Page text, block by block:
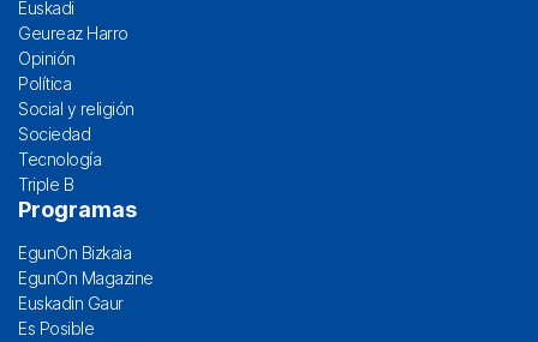
Euskadi
Geureaz Harro
Opinión
Política
Social y religión
Sociedad
Tecnología
Triple B
Programas
EgunOn Bizkaia
EgunOn Magazine
Euskadin Gaur
Es Posible